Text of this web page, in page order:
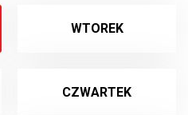
WTOREK
CZWARTEK